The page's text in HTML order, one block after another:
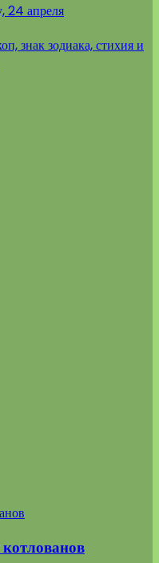
24 апреля
знак зодиака, стихия и